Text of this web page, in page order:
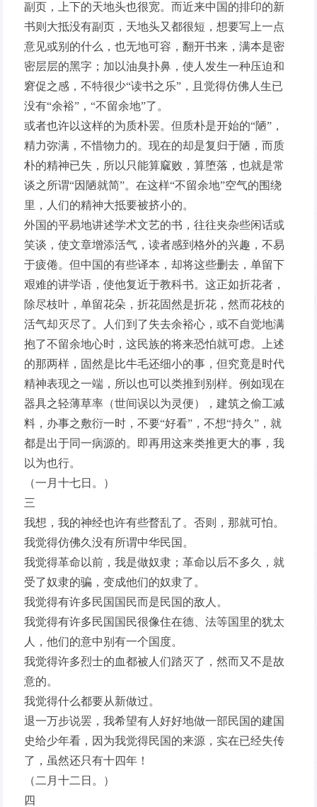
副页，上下的天地头也很宽。而近来中国的排印的新
书则大抵没有副页，天地头又都很短，想要写上一点
意见或别的什么，也无地可容，翻开书来，满本是密
密层层的黑字；加以油臭扑鼻，使人发生一种压迫和
窘促之感，不特很少“读书之乐”，且觉得仿佛人生已
没有“余裕”，“不留余地”了。
或者也许以这样的为质朴罢。但质朴是开始的“陋”，
精力弥满，不惜物力的。现在的却是复归于陋，而质
朴的精神已失，所以只能算窳败，算堕落，也就是常
谈之所谓“因陋就简”。在这样“不留余地”空气的围绕
里，人们的精神大抵要被挤小的。
外国的平易地讲述学术文艺的书，往往夹杂些闲话或
笑谈，使文章增添活气，读者感到格外的兴趣，不易
于疲倦。但中国的有些译本，却将这些删去，单留下
艰难的讲学语，使他复近于教科书。这正如折花者，
除尽枝叶，单留花朵，折花固然是折花，然而花枝的
活气却灭尽了。人们到了失去余裕心，或不自觉地满
抱了不留余地心时，这民族的将来恐怕就可虑。上述
的那两样，固然是比牛毛还细小的事，但究竟是时代
精神表现之一端，所以也可以类推到别样。例如现在
器具之轻薄草率（世间误以为灵便），建筑之偷工减
料，办事之敷衍一时，不要“好看”，不想“持久”，就
都是出于同一病源的。即再用这来类推更大的事，我
以为也行。
（一月十七日。）
三
我想，我的神经也许有些瞀乱了。否则，那就可怕。
我觉得仿佛久没有所谓中华民国。
我觉得革命以前，我是做奴隶；革命以后不多久，就
受了奴隶的骗，变成他们的奴隶了。
我觉得有许多民国国民而是民国的敌人。
我觉得有许多民国国民很像住在德、法等国里的犹太
人，他们的意中别有一个国度。
我觉得许多烈士的血都被人们踏灭了，然而又不是故
意的。
我觉得什么都要从新做过。
退一万步说罢，我希望有人好好地做一部民国的建国
史给少年看，因为我觉得民国的来源，实在已经失传
了，虽然还只有十四年！
（二月十二日。）
四